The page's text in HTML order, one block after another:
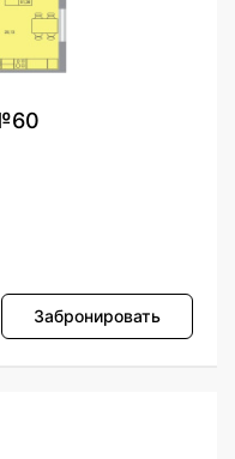
Забронировать